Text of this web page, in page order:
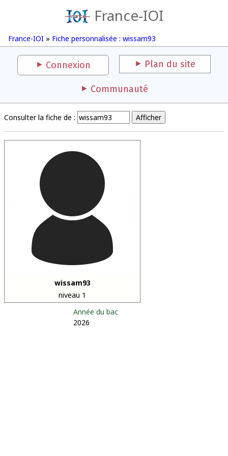
France-IOI
France-IOI » Fiche personnalisée : wissam93
Connexion Plan du site
Communauté
Consulter la fiche de :
wissam93
niveau 1
Année du bac
2026